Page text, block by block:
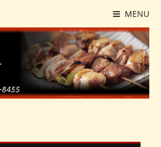
MENU